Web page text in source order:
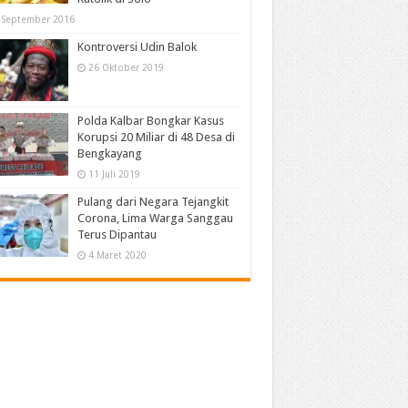
2016
Kontroversi Udin Balok
26 Oktober 2019
Polda Kalbar Bongkar Kasus
Korupsi 20 Miliar di 48 Desa di
Bengkayang
11 Juli 2019
Pulang dari Negara Tejangkit
Corona, Lima Warga Sanggau
Terus Dipantau
4 Maret 2020